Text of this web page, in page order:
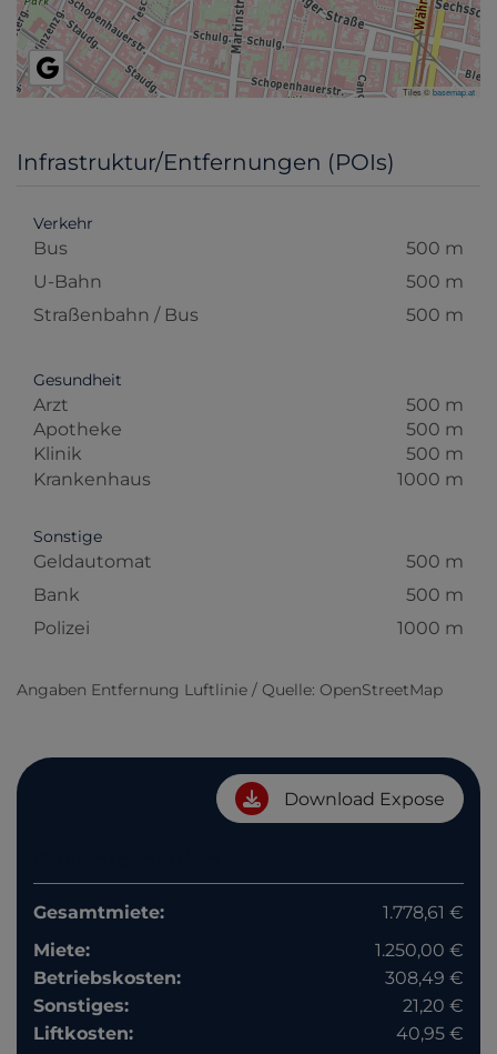
Tiles ©basemap.at
Infrastruktur/Entfernungen (POIs)
Verkehr
Bus
500 m
U-Bahn
500 m
Straßenbahn / Bus
500 m
Gesundheit
Arzt
500 m
Apotheke
500 m
Klinik
500 m
Krankenhaus
1000 m
Sonstige
Geldautomat
500 m
Bank
500 m
Polizei
1000 m
Angaben Entfernung Luftlinie / Quelle: OpenStreetMap
Download Expose
Gesamtmiete:
1.778,61 €
Miete:
1.250,00 €
Betriebskosten:
308,49 €
Sonstiges:
21,20 €
Liftkosten:
40,95 €